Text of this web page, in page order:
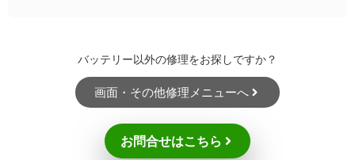
バッテリー以外の修理をお探しですか？
画面・その他修理メニューへ
お問合せはこちら